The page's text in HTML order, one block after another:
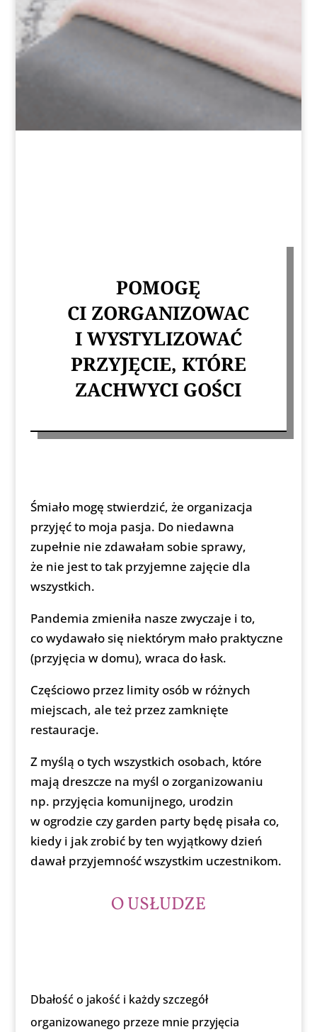
POMOGĘ
CI ZORGANIZOWAC
I WYSTYLIZOWAĆ
PRZYJĘCIE, KTÓRE
ZACHWYCI GOŚCI
Śmiało mogę stwierdzić, że organizacja
przyjęć to moja pasja. Do niedawna
zupełnie nie zdawałam sobie sprawy,
że nie jest to tak przyjemne zajęcie dla
wszystkich.
Pandemia zmieniła nasze zwyczaje i to,
co wydawało się niektórym mało praktyczne
(przyjęcia w domu), wraca do łask.
Częściowo przez limity osób w różnych
miejscach, ale też przez zamknięte
restauracje.
Z myślą o tych wszystkich osobach, które
mają dreszcze na myśl o zorganizowaniu
np. przyjęcia komunijnego, urodzin
w ogrodzie czy garden party będę pisała co,
kiedy i jak zrobić by ten wyjątkowy dzień
dawał przyjemność wszystkim uczestnikom.
O USŁUDZE
Dbałość o jakość i każdy szczegół
organizowanego przeze mnie przyjęcia